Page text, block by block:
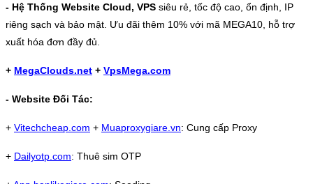
- Hệ Thống Website Cloud, VPS siêu rẻ, tốc độ cao, ổn định, IP
riêng sạch và bảo mật. Ưu đãi thêm 10% với mã MEGA10, hỗ trợ
xuất hóa đơn đầy đủ.
+ MegaClouds.net + VpsMega.com
- Website Đối Tác:
+ Vitechcheap.com + Muaproxygiare.vn: Cung cấp Proxy
+ Dailyotp.com: Thuê sim OTP